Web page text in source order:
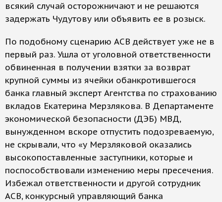
всякий случай осторожничают и не решаются
задержать Чудутову или объявить ее в розыск.
По подобному сценарию АСВ действует уже не в
первый раз. Ушла от уголовной ответственности
обвиненная в получении взятки за возврат
крупной суммы из ячейки обанкротившегося
банка главный эксперт Агентства по страхованию
вкладов Екатерина Мерзлякова. В Департаменте
экономической безопасности (ДЭБ) МВД,
вынужденном вскоре отпустить подозреваемую,
не скрывали, что «у Мерзляковой оказались
высокопоставленные заступники, которые и
поспособствовали изменению меры пресечения.
Избежал ответственности и другой сотрудник
АСВ, конкурсный управляющий банка